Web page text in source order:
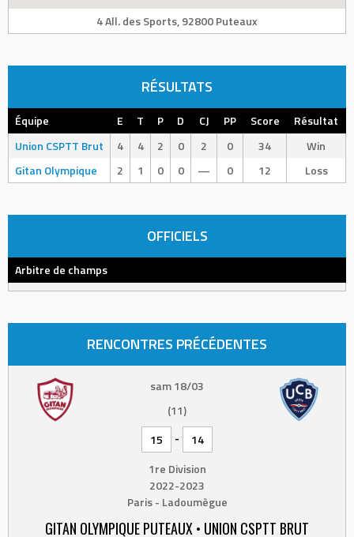
4 All. des Sports, 92800 Puteaux
RÉSULTATS
Équipe E T P D CJ PP Score
Résultat
Union CSPTT Brut
4 4 2 0 2 0 34
Win
Gitan Olympique
2 1 0 0 — 0 12 Loss
OFFICIELS
Arbitre de champs
RENCONTRES PRÉCÉDENTES
sam 18/03
(11)
15
-
14
1re Division
2022-2023
Paris - Ladoumègue
GITAN OLYMPIQUE PUTEAUX • UNION CSPTT BRUT